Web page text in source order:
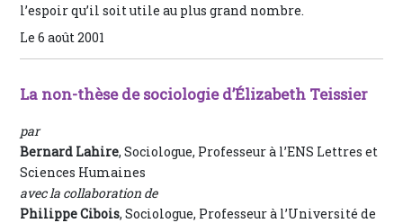
l’espoir qu’il soit utile au plus grand nombre.
Le 6 août 2001
La non-thèse de sociologie d’Élizabeth Teissier
par
Bernard Lahire, Sociologue, Professeur à l’ENS Lettres et
Sciences Humaines
avec la collaboration de
Philippe Cibois, Sociologue, Professeur à l’Université de